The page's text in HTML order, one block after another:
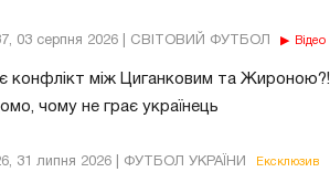
03 серпня 2026 | СВІТОВИЙ ФУТБОЛ Відео
конфлікт між Циганковим та Жироною?!
чому не грає українець
31 липня 2026 | ФУТБОЛ УКРАЇНИ Ексклюзив